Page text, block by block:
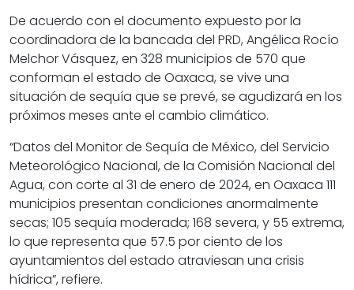
De acuerdo con el documento expuesto por la
coordinadora de la bancada del PRD, Angélica Rocío
Melchor Vásquez, en 328 municipios de 570 que
conforman el estado de Oaxaca, se vive una
situación de sequía que se prevé, se agudizará en los
próximos meses ante el cambio climático.
“Datos del Monitor de Sequía de México, del Servicio
Meteorológico Nacional, de la Comisión Nacional del
Agua, con corte al 31 de enero de 2024, en Oaxaca 111
municipios presentan condiciones anormalmente
secas; 105 sequía moderada; 168 severa, y 55 extrema,
lo que representa que 57.5 por ciento de los
ayuntamientos del estado atraviesan una crisis
hídrica”, refiere.